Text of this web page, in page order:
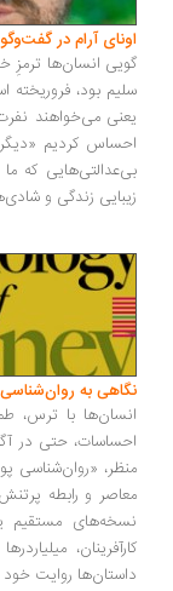
اونای آرام در
گویی انسان‌ها ترمزِ
سلیم بود،
یعنی می‌خواهند
احساس کردیم
بی‌عدالتی‌هایی که
زیبایی زندگی و
نگاهی به
انسان‌ها با ترس،
احساسات، حتی در
منظر، «روان‌شناسی
معاصر و رابطه
نسخه‌های مستقیم
کارآفرینان،
داستان‌ها روایت